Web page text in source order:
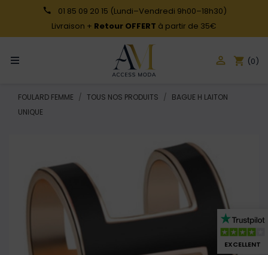
EXCELLENT
01 85 09 20 15 (Lundi–Vendredi 9h00–18h30)
Livraison + Retour OFFERT à partir de 35€
 shopping_cart (0)
FOULARD FEMME TOUS NOS PRODUITS
BAGUE H LAITON
UNIQUE